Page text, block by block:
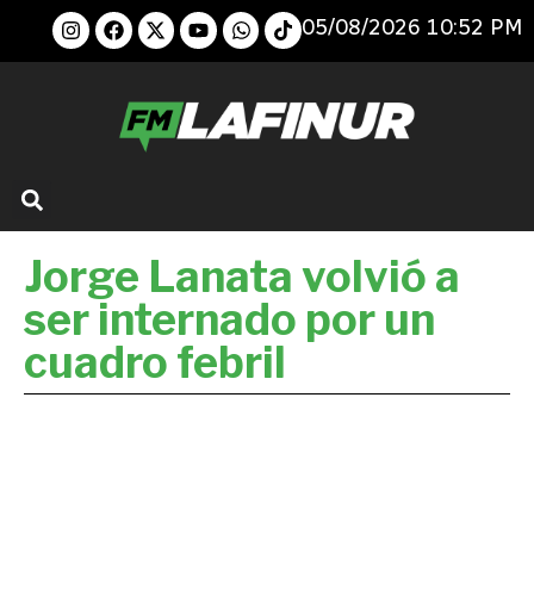
05/08/2026 10:52 PM
Jorge Lanata volvió a
ser internado por un
cuadro febril